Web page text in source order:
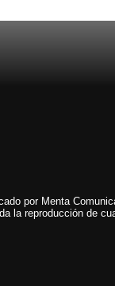
por Menta
la reproducción de